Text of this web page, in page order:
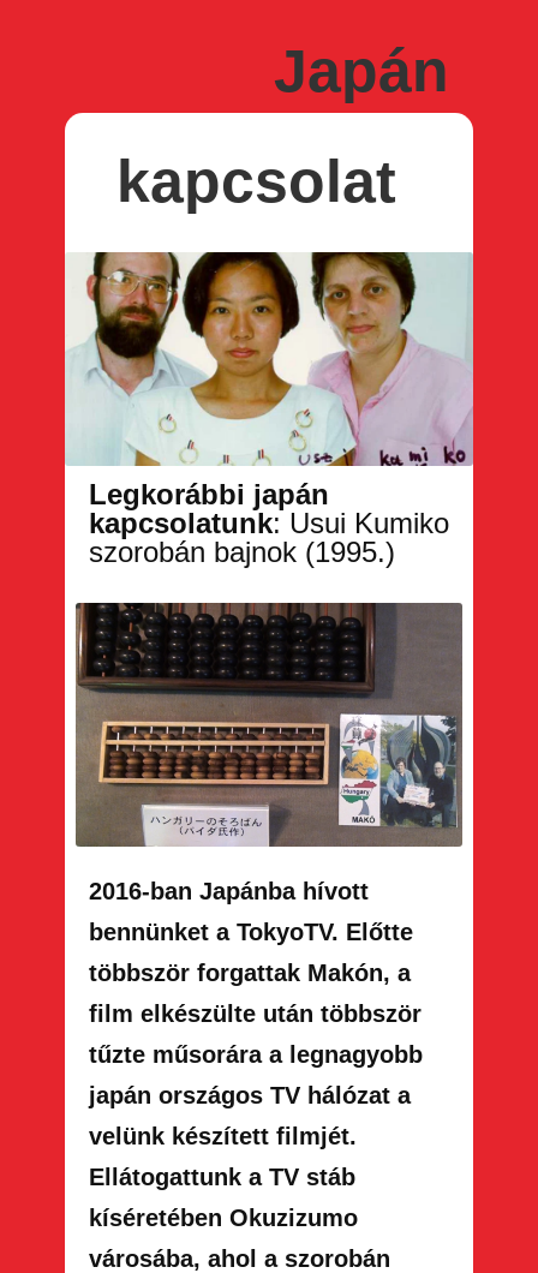
Japán
kapcsolat
Legkorábbi japán
kapcsolatunk: Usui Kumiko
szorobán bajnok (1995.)
2016-ban Japánba hívott
bennünket a TokyoTV. Előtte
többször forgattak Makón, a
film elkészülte után többször
tűzte műsorára a legnagyobb
japán országos TV hálózat a
velünk készített filmjét.
Ellátogattunk a TV stáb
kíséretében Okuzizumo
városába, ahol a szorobán